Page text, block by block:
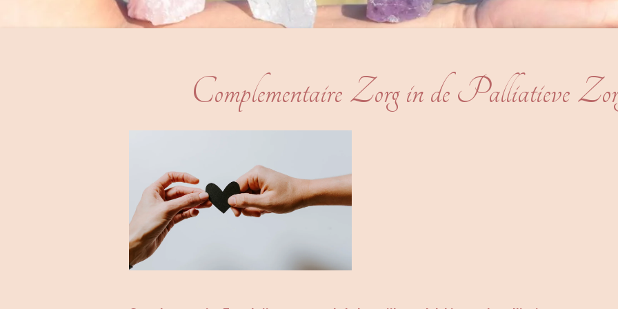
Complementaire Zorg in de Palliatieve